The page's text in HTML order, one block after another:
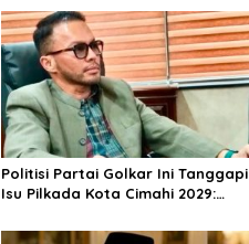
Politisi Partai Golkar Ini Tanggapi
Isu Pilkada Kota Cimahi 2029: